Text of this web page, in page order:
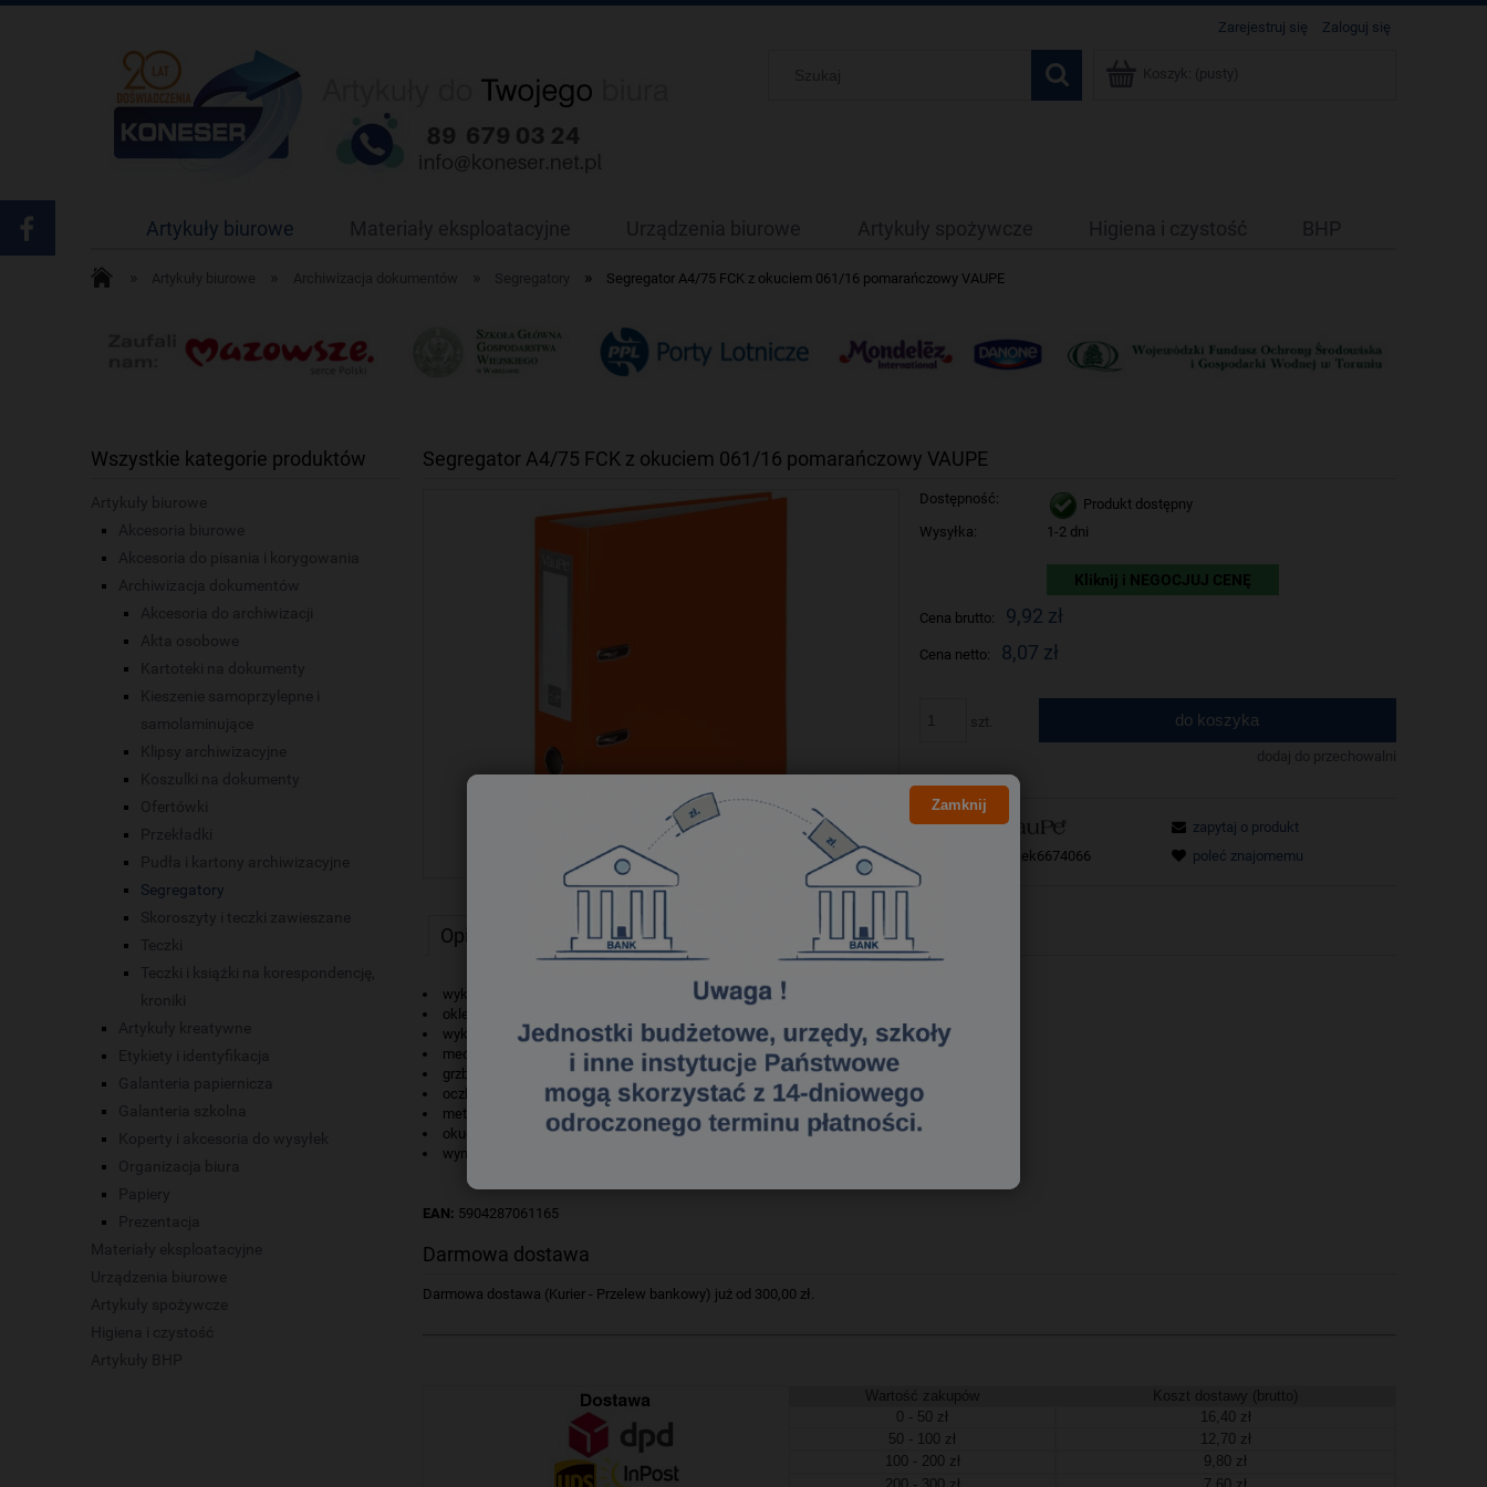
Zarejestruj się Zaloguj się
Koszyk: (pusty)
Artykuły biurowe Materiały eksploatacyjne Urządzenia biurowe Artykuły spożywcze Higiena i czystość BHP
Artykuły biurowe Archiwizacja dokumentów Segregatory » Segregator A4/75 FCK z okuciem 061/16 pomarańczowy VAUPE
Wszystkie kategorie produktów
Artykuły biurowe
Akcesoria biurowe
Akcesoria do pisania i korygowania
Archiwizacja dokumentów
Akcesoria do archiwizacji
Akta osobowe
Kartoteki na dokumenty
Kieszenie samoprzylepne i
samolaminujące
Klipsy archiwizacyjne
Koszulki na dokumenty
Ofertówki
Przekładki
Pudła i kartony archiwizacyjne
Segregatory
Skoroszyty i teczki zawieszane
Teczki
Teczki i książki na korespondencję,
kroniki
Artykuły kreatywne
Etykiety i identyfikacja
Galanteria papiernicza
Galanteria szkolna
Koperty i akcesoria do wysyłek
Organizacja biura
Papiery
Prezentacja
Materiały eksploatacyjne
Urządzenia biurowe
Artykuły spożywcze
Higiena i czystość
Artykuły BHP
Segregator A4/75 FCK z okuciem 061/16 pomarańczowy VAUPE
Dostępność:
Produkt dostępny
Wysyłka:
1-2 dni
Kliknij i NEGOCJUJ CENĘ
Cena brutto: 9,92 zł
Cena netto: 8,07 zł
do koszyka
dodaj do przechowalni
Producent:
sek6674066
zapytaj o produkt
poleć znajomemu
Opis Bezpieczeństwo
wykonany z twardej, 2 mm tektury
oklejka kolorowa, pokryta folią polipropylenową
wyklejka papierowa
mechanizm dźwigniowy z dociskiem
grzbiet o szerokości 75
oczko grzbietowe
metalowe okucia dolnej krawędzi
okucia owalne
wymienna etykieta do opisu
EAN: 5904287061165
Darmowa dostawa
Darmowa dostawa (Kurier - Przelew bankowy) już od 300,00 zł.
Wartość zakupów
Koszt dostawy (brutto)
0 - 50 zł
16,40 zł
50 - 100 zł
12,70 zł
100 - 200 zł
9,80 zł
Zamknij